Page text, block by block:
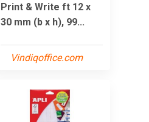
Print & Write ft 12 x
30 mm (b x h), 99...
Vindiqoffice.com